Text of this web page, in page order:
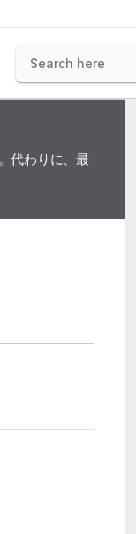
代わりに、最